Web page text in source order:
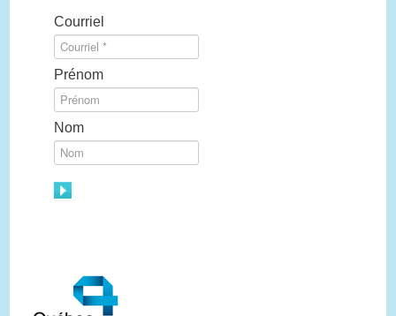
Courriel
Prénom
Nom